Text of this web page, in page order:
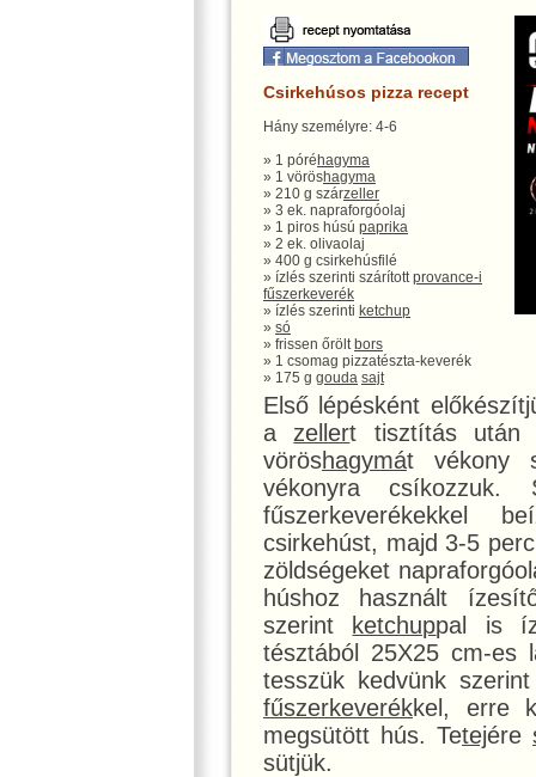
Csirkehúsos pizza recept
Hány személyre: 4-6
» 1 póré hagyma
» 1 vöröshagyma
» 210 g szárzeller
» 3 ek. napraforgóolaj
» 1 piros húsú paprika
» 2 ek. olivaolaj
» 400 g csirkehúsfilé
» ízlés szerinti szárítottprovance-i
fűszerkeverék
» ízlés szerinti ketchup
» só
» frissen őrölt bors
» 1 csomag pizzatészta-keverék
» 175 g gouda sajt
Első lépésként
a zellert tisztítás után
vöröshagymát vékony
vékonyra
fűszerkeverékekkel
csirkehúst, majd 3-5
zöldségeket
húshoz használt
szerint
ketchuppal is
tésztából 25X25 cm-es
tesszük kedvünk
fűszerkeverékkel, erre
megsütött hús. Tetejére
sütjük.